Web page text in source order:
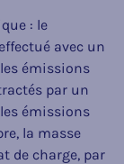
: le
avec un
émissions
par un
émissions
la masse
de charge, par